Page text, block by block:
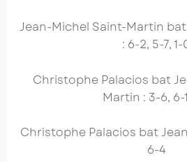
Jean-Michel Saint-Martin
: 6-2, 5-7, 1-
Christophe Palacios bat
Martin : 3-6, 6-
Christophe Palacios bat
6-4